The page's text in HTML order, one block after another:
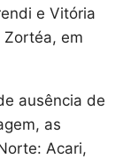
e Vitória
Zortéa, em
ausência de
as
Acari,